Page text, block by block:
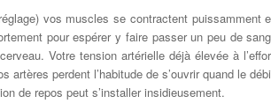
vos muscles se contractent puissamment
pour espérer y faire passer un peu de
Votre tension artérielle déjà élevée à
perdent l’habitude de s’ouvrir quand le
de repos peut s’installer insidieusement.